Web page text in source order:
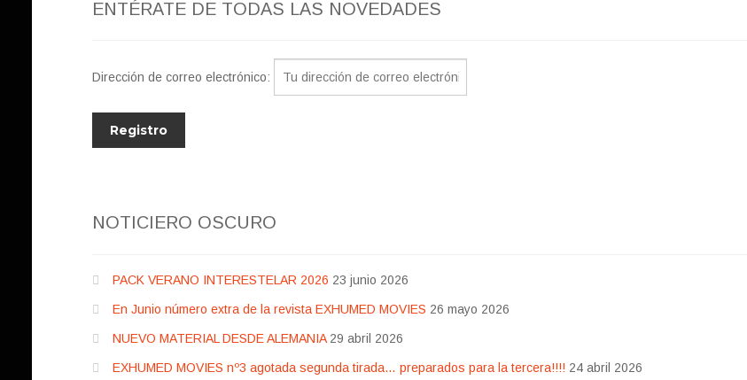
ENTÉRATE DE TODAS LAS NOVEDADES
Dirección de correo electrónico:
NOTICIERO OSCURO
PACK VERANO INTERESTELAR 2026 23 junio 2026
En Junio número extra de la revista EXHUMED MOVIES 26 mayo 2026
NUEVO MATERIAL DESDE ALEMANIA 29 abril 2026
EXHUMED MOVIES nº3 agotada segunda tirada… preparados para la tercera!!!! 24 abril 2026